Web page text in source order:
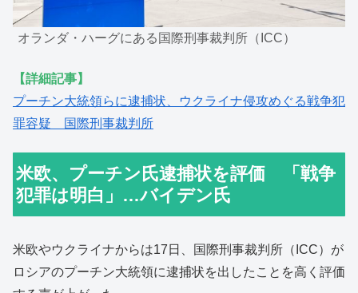
オランダ・ハーグにある国際刑事裁判所（ICC）
【詳細記事】
プーチン大統領らに逮捕状、ウクライナ侵攻めぐる戦争犯
罪容疑 国際刑事裁判所
米欧、プーチン氏逮捕状を評価 「戦争
犯罪は明白」…バイデン氏
米欧やウクライナからは17日、国際刑事裁判所（ICC）が
ロシアのプーチン大統領に逮捕状を出したことを高く評価